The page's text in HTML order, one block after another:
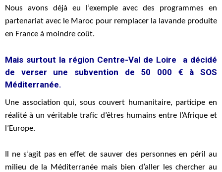
Nous avons déjà eu l’exemple avec des programmes en
partenariat avec le Maroc pour remplacer la lavande produite
en France à moindre coût.
Mais surtout la région Centre-Val de Loire a décidé
de verser une subvention de 50 000 € à SOS
Méditerranée.
Une association qui, sous couvert humanitaire, participe en
réalité à un véritable trafic d’êtres humains entre l’Afrique et
l’Europe.
Il ne s’agit pas en effet de sauver des personnes en péril au
milieu de la Méditerranée mais bien d’aller les chercher au